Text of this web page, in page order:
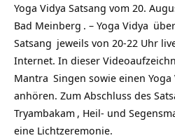
Yoga Vidya Satsang vom 20.
Bad Meinberg . – Yoga Vidya
Satsang jeweils von 20-22 Uhr
Internet. In dieser
Mantra Singen sowie einen
anhören. Zum Abschluss des
Tryambakam , Heil- und
eine Lichtzeremonie.